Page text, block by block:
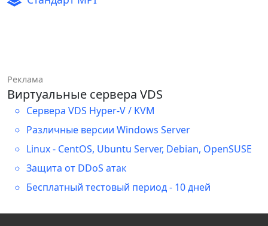
Реклама
Виртуальные сервера VDS
Сервера VDS Hyper-V / KVM
Различные версии Windows Server
Linux - CentOS, Ubuntu Server, Debian, OpenSUSE
Защита от DDoS атак
Бесплатный тестовый период - 10 дней